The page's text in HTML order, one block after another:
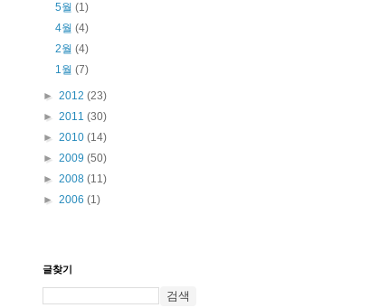
5월(1)
4월(4)
2월(4)
1월(7)
► 2012 (23)
► 2011 (30)
► 2010 (14)
► 2009 (50)
► 2008 (11)
► 2006 (1)
글찾기